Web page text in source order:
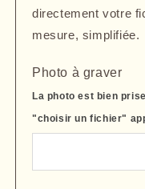
enfant
directement votre
mesure, simplifiée.
Photo à graver
La photo est bien
"choisir un fichier"